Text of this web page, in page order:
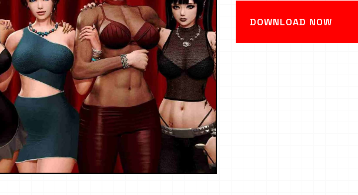
DOWNLOAD NOW